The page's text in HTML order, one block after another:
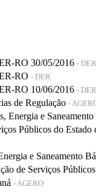
RO 30/05/2016 - DER
RO - DER
RO 10/06/2016 - DER
de Regulação -
Energia e
Públicos do Estado
e Saneamento
de Serviços
- AGERO